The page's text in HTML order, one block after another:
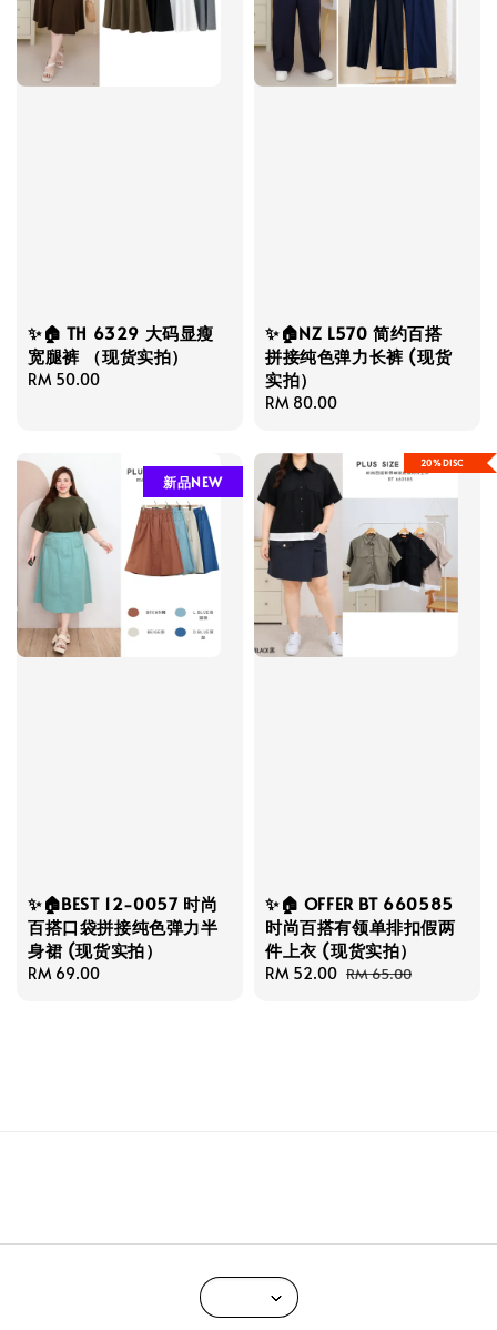
✨🏠 TH 6329 大码显瘦
宽腿裤 （现货实拍）
Regular
RM 50.00
✨🏠NZ L570 简约百搭
拼接纯色弹力长裤 (现货
实拍）
Regular
RM 80.00
新品NEW
✨🏠BEST 12-0057 时尚
百搭口袋拼接纯色弹力半
身裙 (现货实拍）
Regular
RM 69.00
20%DISC
✨🏠 OFFER BT 660585
时尚百搭有领单排扣假两
件上衣 (现货实拍）
Sale
RM 52.00 Regular
RM 65.00